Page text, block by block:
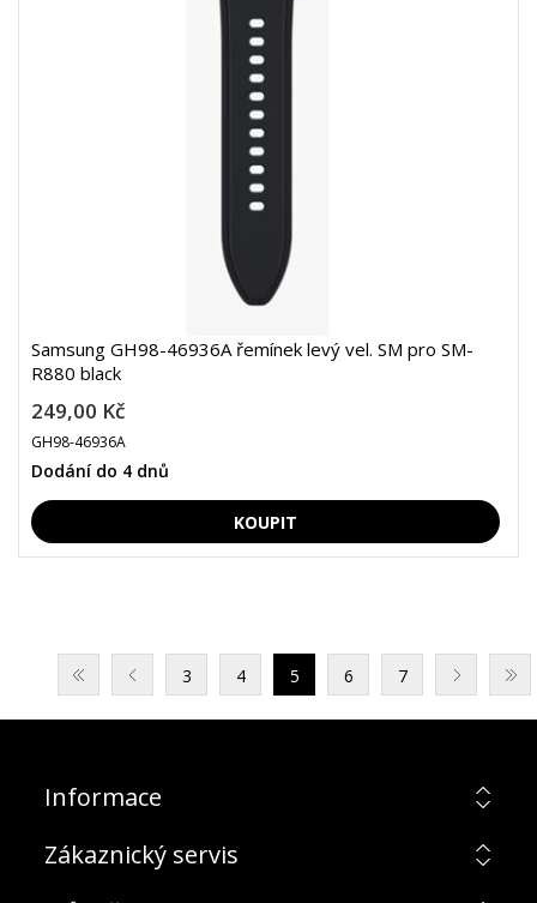
Samsung GH98-46936A řemínek levý vel. SM pro SM-
R880 black
249,00 Kč
GH98-46936A
Dodání do 4 dnů
3 4 5 6 7
Informace
Zákaznický servis